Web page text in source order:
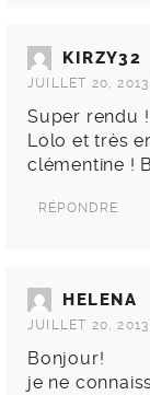
KIRZY32
JUILLET 20,
Super rendu
Lolo et très
clémentine !
RÉPONDRE
HELENA
JUILLET 20,
Bonjour!
je ne